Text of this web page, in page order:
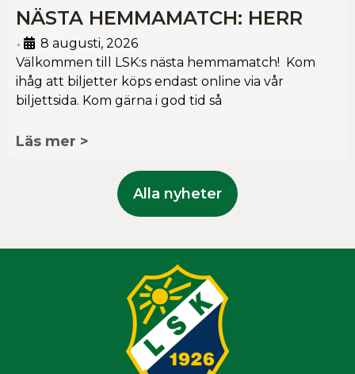
NÄSTA HEMMAMATCH: HERR
•
8 augusti, 2026
Välkommen till LSK:s nästa hemmamatch! Kom
ihåg att biljetter köps endast online via vår
biljettsida. Kom gärna i god tid så
Läs mer >
Alla nyheter